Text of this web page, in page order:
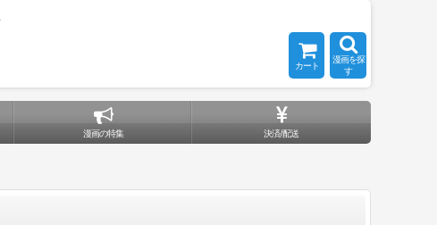
カート
漫画を探
す
漫画の特集 決済/配送